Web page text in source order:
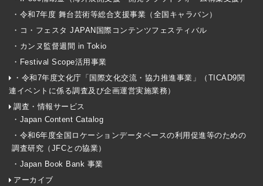
・令和7年度 舞台芸術等総合支援事業（全国キャラバン）
・コ・フェスタ JAPAN国際コンテンツフェスティバル
・カンヌ監督週間 in Tokio
・Festival Scope活用事業
・令和7年度文化庁「国際文化交流・協力推進事業」（TICAD9関
連イベントに係る調査及び企画運営実施業務）
調査・情報サービス
・Japan Content Catalog
・令和6年度全国ロケーションデータベースの利用促進等のための
調査研究（JFCとの協業）
・Japan Book Bank 事業
アーカイブ